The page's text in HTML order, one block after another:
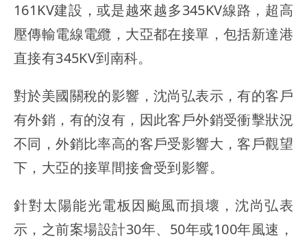
161KV建設，或是越來越多345KV線路，超高
壓傳輸電線電纜，大亞都在接單，包括新達港
直接有345KV到南科。
對於美國關稅的影響，沈尚弘表示，有的客戶
有外銷，有的沒有，因此客戶外銷受衝擊狀況
不同，外銷比率高的客戶受影響大，客戶觀望
下，大亞的接單間接會受到影響。
針對太陽能光電板因颱風而損壞，沈尚弘表
示，之前案場設計30年、50年或100年風速，